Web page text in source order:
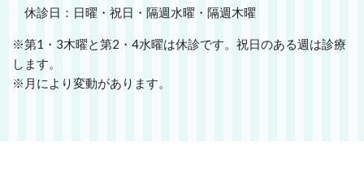
休診日：日曜・祝日・隔週水曜・隔週木曜
※第1・3木曜と第2・4水曜は休診です。祝日のある週は診療
します。
※月により変動があります。